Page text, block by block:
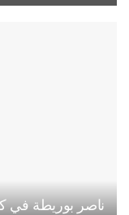
ناصر بوريطة في